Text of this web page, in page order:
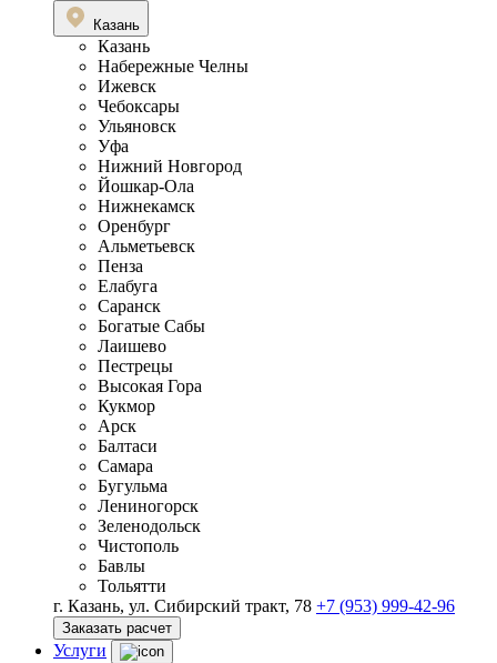
Казань
Казань
Набережные Челны
Ижевск
Чебоксары
Ульяновск
Уфа
Нижний Новгород
Йошкар-Ола
Нижнекамск
Оренбург
Альметьевск
Пенза
Елабуга
Саранск
Богатые Сабы
Лаишево
Пестрецы
Высокая Гора
Кукмор
Арск
Балтаси
Самара
Бугульма
Лениногорск
Зеленодольск
Чистополь
Бавлы
Тольятти
г. Казань, ул. Сибирский тракт, 78 +7 (953) 999-42-96
Заказать расчет
Услуги